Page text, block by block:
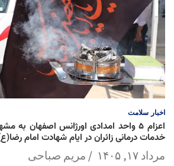
اخبار سلامت
اعزام ۵ واحد امدادی اورژانس اصفهان
خدمات درمانی زائران در ایام شهادت امام
مرداد ۱۷, ۱۴۰۵ مریم صباحی